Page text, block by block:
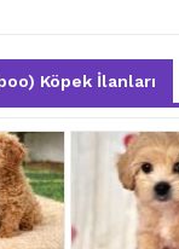
Köpek İlanları